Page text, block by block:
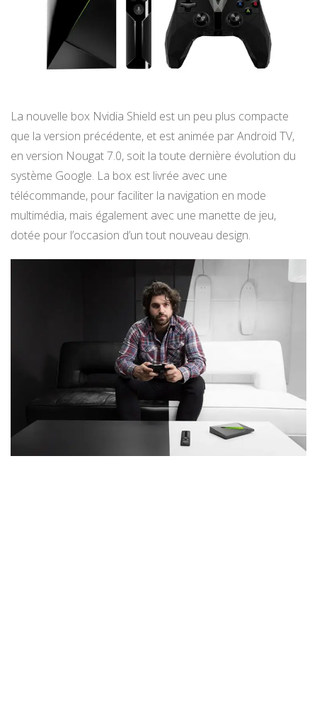
La nouvelle box Nvidia Shield est un peu plus compacte
que la version précédente, et est animée par Android TV,
en version Nougat 7.0, soit la toute dernière évolution du
système Google. La box est livrée avec une
télécommande, pour faciliter la navigation en mode
multimédia, mais également avec une manette de jeu,
dotée pour l’occasion d’un tout nouveau design.